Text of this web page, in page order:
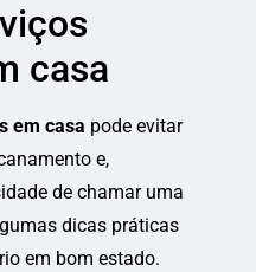
casa
em casa pode evitar
e,
de chamar uma
dicas práticas
em bom estado.